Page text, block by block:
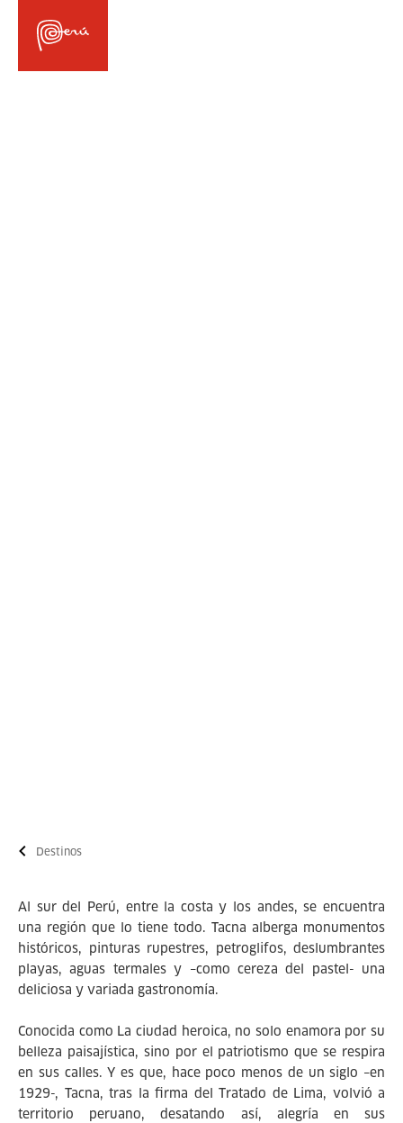
Destinos
Al sur del Perú, entre la costa y los andes, se encuentra
una región que lo tiene todo. Tacna alberga monumentos
históricos, pinturas rupestres, petroglifos, deslumbrantes
playas, aguas termales y –como cereza del pastel- una
deliciosa y variada gastronomía.
Conocida como La ciudad heroica, no solo enamora por su
belleza paisajística, sino por el patriotismo que se respira
en sus calles. Y es que, hace poco menos de un siglo –en
1929-, Tacna, tras la firma del Tratado de Lima, volvió a
territorio peruano, desatando así, alegría en sus